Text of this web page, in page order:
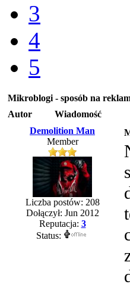
3
4
5
Mikroblogi - sposób na
Autor
Wiadomość
Demolition Man
Member
Liczba postów: 208
Dołączył: Jun 2012
Reputacja: 3
Status: